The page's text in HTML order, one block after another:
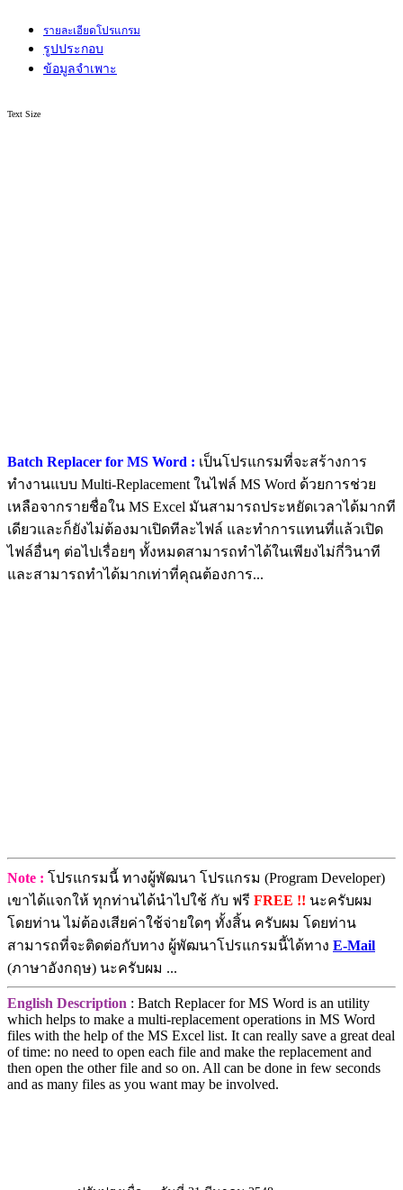
รายละเอียดโปรแกรม
รูปประกอบ
ข้อมูลจำเพาะ
Text Size
Batch Replacer for MS Word : เป็นโปรแกรมที่จะสร้างการ
ทำงานแบบ Multi-Replacement ในไฟล์ MS Word ด้วยการช่วย
เหลือจากรายชื่อใน MS Excel มันสามารถประหยัดเวลาได้มากที
เดียวและก็ยังไม่ต้องมาเปิดทีละไฟล์ และทำการแทนที่แล้วเปิด
ไฟล์อื่นๆ ต่อไปเรื่อยๆ ทั้งหมดสามารถทำได้ในเพียงไม่กี่วินาที
และสามารถทำได้มากเท่าที่คุณต้องการ...
Note : โปรแกรมนี้ ทางผู้พัฒนา โปรแกรม (Program Developer)
เขาได้แจกให้ ทุกท่านได้นำไปใช้ กับ ฟรี FREE !! นะครับผม
โดยท่าน ไม่ต้องเสียค่าใช้จ่ายใดๆ ทั้งสิ้น ครับผม โดยท่าน
สามารถที่จะติดต่อกับทาง ผู้พัฒนาโปรแกรมนี้ได้ทาง E-Mail
(ภาษาอังกฤษ) นะครับผม ...
English Description : Batch Replacer for MS Word is an utility
which helps to make a multi-replacement operations in MS Word
files with the help of the MS Excel list. It can really save a great deal
of time: no need to open each file and make the replacement and
then open the other file and so on. All can be done in few seconds
and as many files as you want may be involved.